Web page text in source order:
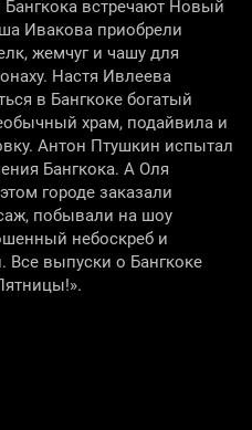
встречают Новый
Ивакова приобрели
жемчуг и чашу для
Настя Ивлеева
в Бангкоке богатый
храм, подайвила и
Антон Птушкин испытал
Бангкока. А Оля
городе заказали
побывали на шоу
небоскреб и
Все выпуски о Бангкоке